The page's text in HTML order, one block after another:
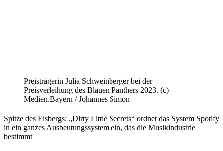
Preisträgerin Julia Schweinberger bei der
Preisverleihung des Blauen Panthers 2023. (c)
Medien.Bayern / Johannes Simon
Spitze des Eisbergs: „Dirty Little Secrets“ ordnet das System Spotify
in ein ganzes Ausbeutungssystem ein, das die Musikindustrie
bestimmt